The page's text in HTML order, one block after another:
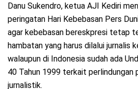
Danu Sukendro, ketua AJI Kediri
peringatan Hari Kebebasan Pers
agar kebebasan bereskpresi tetap
hambatan yang harus dilalui jurnalis
walaupun di Indonesia sudah ada
40 Tahun 1999 terkait perlindungan
jurnalistik.